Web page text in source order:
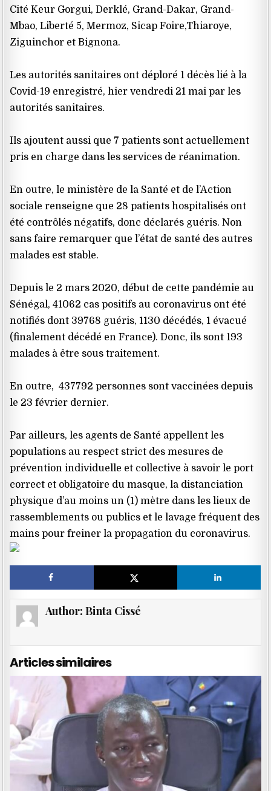
Cité Keur Gorgui, Derklé, Grand-Dakar, Grand-
Mbao, Liberté 5, Mermoz, Sicap Foire,Thiaroye,
Ziguinchor et Bignona.
Les autorités sanitaires ont déploré 1 décès lié à la
Covid-19 enregistré, hier vendredi 21 mai par les
autorités sanitaires.
Ils ajoutent aussi que 7 patients sont actuellement
pris en charge dans les services de réanimation.
En outre, le ministère de la Santé et de l’Action
sociale renseigne que 28 patients hospitalisés ont
été contrôlés négatifs, donc déclarés guéris. Non
sans faire remarquer que l’état de santé des autres
malades est stable.
Depuis le 2 mars 2020, début de cette pandémie au
Sénégal, 41062 cas positifs au coronavirus ont été
notifiés dont 39768 guéris, 1130 décédés, 1 évacué
(finalement décédé en France). Donc, ils sont 193
malades à être sous traitement.
En outre, 437792 personnes sont vaccinées depuis
le 23 février dernier.
Par ailleurs, les agents de Santé appellent les
populations au respect strict des mesures de
prévention individuelle et collective à savoir le port
correct et obligatoire du masque, la distanciation
physique d’au moins un (1) mètre dans les lieux de
rassemblements ou publics et le lavage fréquent des
mains pour freiner la propagation du coronavirus.
Author: Binta Cissé
Articles similaires